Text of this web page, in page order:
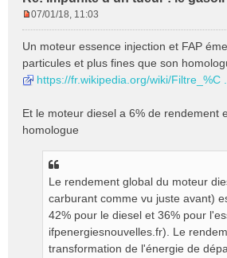
s
s
a
e
07/01/18, 11:03
Un moteur essence injection et FAP
particules et plus fines que son
https://fr.wikipedia.org/wiki/Filtre_%C
Et le moteur diesel a 6% de rendement
homologue
Le rendement global du moteur
carburant comme vu juste avant)
42% pour le diesel et 36% pour
ifpenergiesnouvelles.fr). Le
transformation de l'énergie de